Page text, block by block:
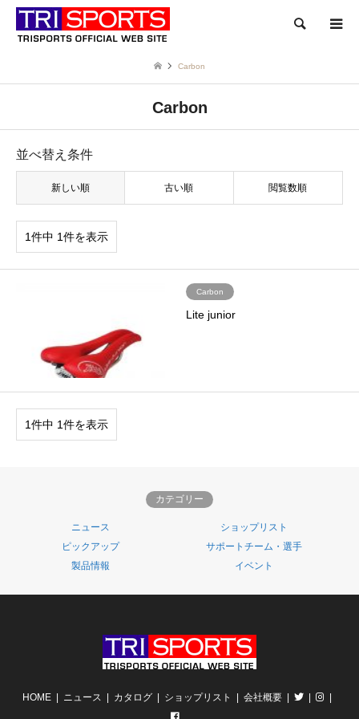
検索
Carbon
Carbon
並べ替え条件
新しい順 古い順 閲覧数順
1件中 1件を表示
Carbon
Lite junior
1件中 1件を表示
カテゴリー
ニュース
ショップリスト
ピックアップ
サポートチーム・選手
製品情報
イベント
HOME ニュース カタログ ショップリスト 会社概要